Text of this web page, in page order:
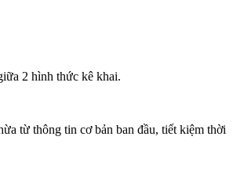
2 hình thức kê khai.
từ thông tin cơ bản ban đầu, tiết kiệm thời